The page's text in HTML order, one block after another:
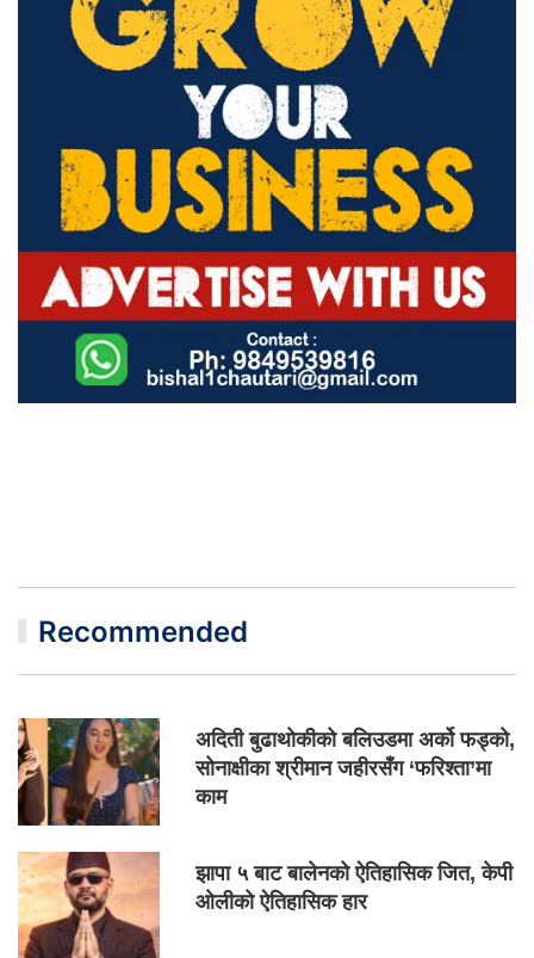
Recommended
अदिती बुढाथोकीको बलिउडमा अर्को फड्को,
सोनाक्षीका श्रीमान जहीरसँग ‘फरिश्ता’मा
काम
झापा ५ बाट बालेनको ऐतिहासिक जित, केपी
ओलीको ऐतिहासिक हार